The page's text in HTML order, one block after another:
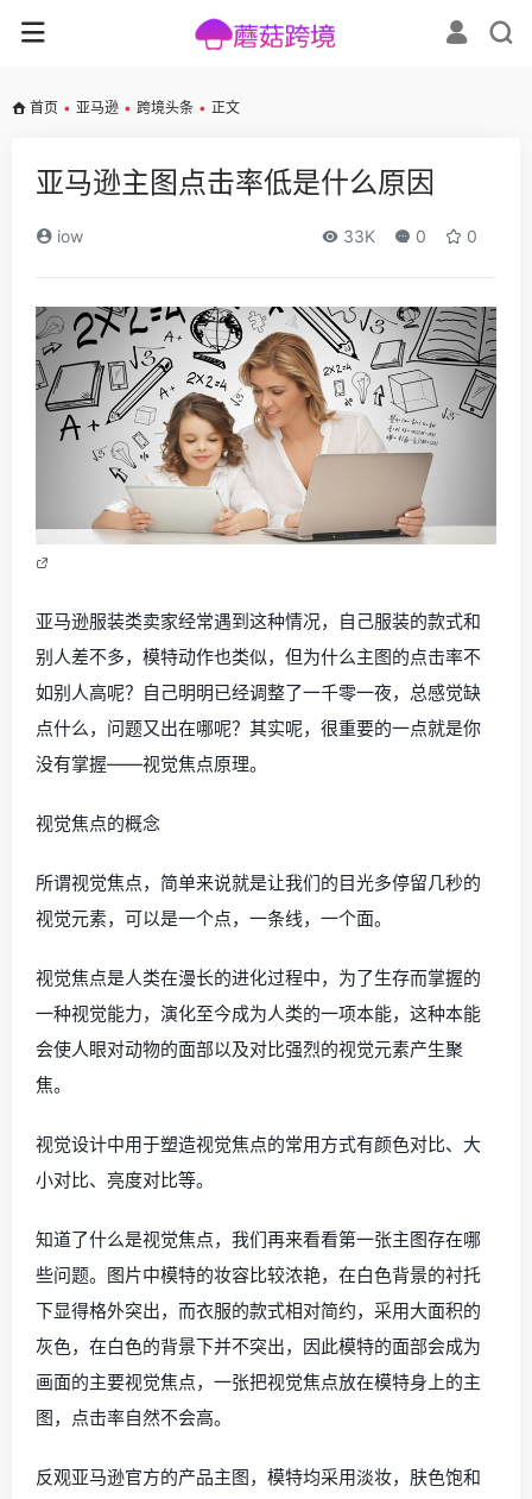
首页 • 亚马逊 • 跨境头条 • 正文
亚马逊主图点击率低是什么原因
iow 33K 0 0
亚马逊服装类卖家经常遇到这种情况，自己服装的款式和
别人差不多，模特动作也类似，但为什么主图的点击率不
如别人高呢？自己明明已经调整了一千零一夜，总感觉缺
点什么，问题又出在哪呢？其实呢，很重要的一点就是你
没有掌握——视觉焦点原理。
视觉焦点的概念
所谓视觉焦点，简单来说就是让我们的目光多停留几秒的
视觉元素，可以是一个点，一条线，一个面。
视觉焦点是人类在漫长的进化过程中，为了生存而掌握的
一种视觉能力，演化至今成为人类的一项本能，这种本能
会使人眼对动物的面部以及对比强烈的视觉元素产生聚
焦。
视觉设计中用于塑造视觉焦点的常用方式有颜色对比、大
小对比、亮度对比等。
知道了什么是视觉焦点，我们再来看看第一张主图存在哪
些问题。图片中模特的妆容比较浓艳，在白色背景的衬托
下显得格外突出，而衣服的款式相对简约，采用大面积的
灰色，在白色的背景下并不突出，因此模特的面部会成为
画面的主要视觉焦点，一张把视觉焦点放在模特身上的主
图，点击率自然不会高。
反观亚马逊官方的产品主图，模特均采用淡妆，肤色饱和